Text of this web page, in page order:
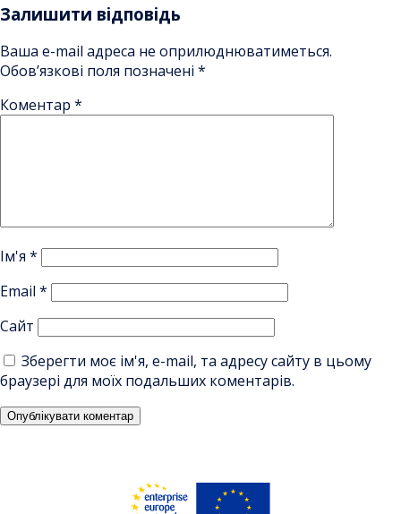
Залишити відповідь
Ваша e-mail адреса не оприлюднюватиметься.
Обов’язкові поля позначені *
Коментар *
Ім'я *
Email *
Сайт
Зберегти моє ім'я, e-mail, та адресу сайту в цьому
браузері для моїх подальших коментарів.